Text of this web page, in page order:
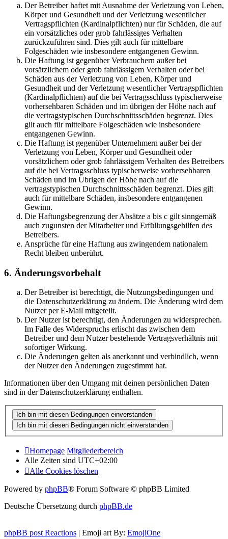
Der Betreiber haftet mit Ausnahme der Verletzung von Leben,
Körper und Gesundheit und der Verletzung wesentlicher
Vertragspflichten (Kardinalpflichten) nur für Schäden, die auf
ein vorsätzliches oder grob fahrlässiges Verhalten
zurückzuführen sind. Dies gilt auch für mittelbare
Folgeschäden wie insbesondere entgangenen Gewinn.
Die Haftung ist gegenüber Verbrauchern außer bei
vorsätzlichem oder grob fahrlässigem Verhalten oder bei
Schäden aus der Verletzung von Leben, Körper und
Gesundheit und der Verletzung wesentlicher Vertragspflichten
(Kardinalpflichten) auf die bei Vertragsschluss typischerweise
vorhersehbaren Schäden und im übrigen der Höhe nach auf
die vertragstypischen Durchschnittsschäden begrenzt. Dies
gilt auch für mittelbare Folgeschäden wie insbesondere
entgangenen Gewinn.
Die Haftung ist gegenüber Unternehmern außer bei der
Verletzung von Leben, Körper und Gesundheit oder
vorsätzlichem oder grob fahrlässigem Verhalten des Betreibers
auf die bei Vertragsschluss typischerweise vorhersehbaren
Schäden und im Übrigen der Höhe nach auf die
vertragstypischen Durchschnittsschäden begrenzt. Dies gilt
auch für mittelbare Schäden, insbesondere entgangenen
Gewinn.
Die Haftungsbegrenzung der Absätze a bis c gilt sinngemäß
auch zugunsten der Mitarbeiter und Erfüllungsgehilfen des
Betreibers.
Ansprüche für eine Haftung aus zwingendem nationalem
Recht bleiben unberührt.
6. Änderungsvorbehalt
Der Betreiber ist berechtigt, die Nutzungsbedingungen und
die Datenschutzerklärung zu ändern. Die Änderung wird dem
Nutzer per E-Mail mitgeteilt.
Der Nutzer ist berechtigt, den Änderungen zu widersprechen.
Im Falle des Widerspruchs erlischt das zwischen dem
Betreiber und dem Nutzer bestehende Vertragsverhältnis mit
sofortiger Wirkung.
Die Änderungen gelten als anerkannt und verbindlich, wenn
der Nutzer den Änderungen zugestimmt hat.
Informationen über den Umgang mit deinen persönlichen Daten
sind in der Datenschutzerklärung enthalten.
Homepage Mitgliederbereich
Alle Zeiten sind UTC+02:00
Alle Cookies löschen
Powered by phpBB® Forum Software © phpBB Limited
Deutsche Übersetzung durch phpBB.de
phpBB post Reactions | Emoji art By: EmojiOne